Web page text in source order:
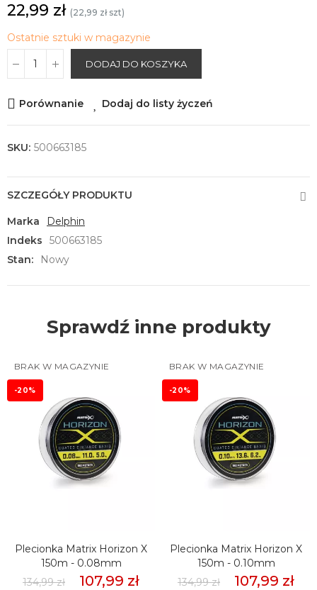
22,99 zł (22,99 zł szt)
Ostatnie sztuki w magazynie
DODAJ DO KOSZYKA
Porównanie Dodaj do listy życzeń
SKU: 500663185
SZCZEGÓŁY PRODUKTU
Marka
Delphin
Indeks
500663185
Stan:
Nowy
Sprawdź inne produkty
BRAK W MAGAZYNIE
-20%
Plecionka Matrix Horizon X
150m - 0.08mm
134,99 zł
107,99 zł
BRAK W MAGAZYNIE
-20%
Plecionka Matrix Horizon X
150m - 0.10mm
134,99 zł
107,99 zł